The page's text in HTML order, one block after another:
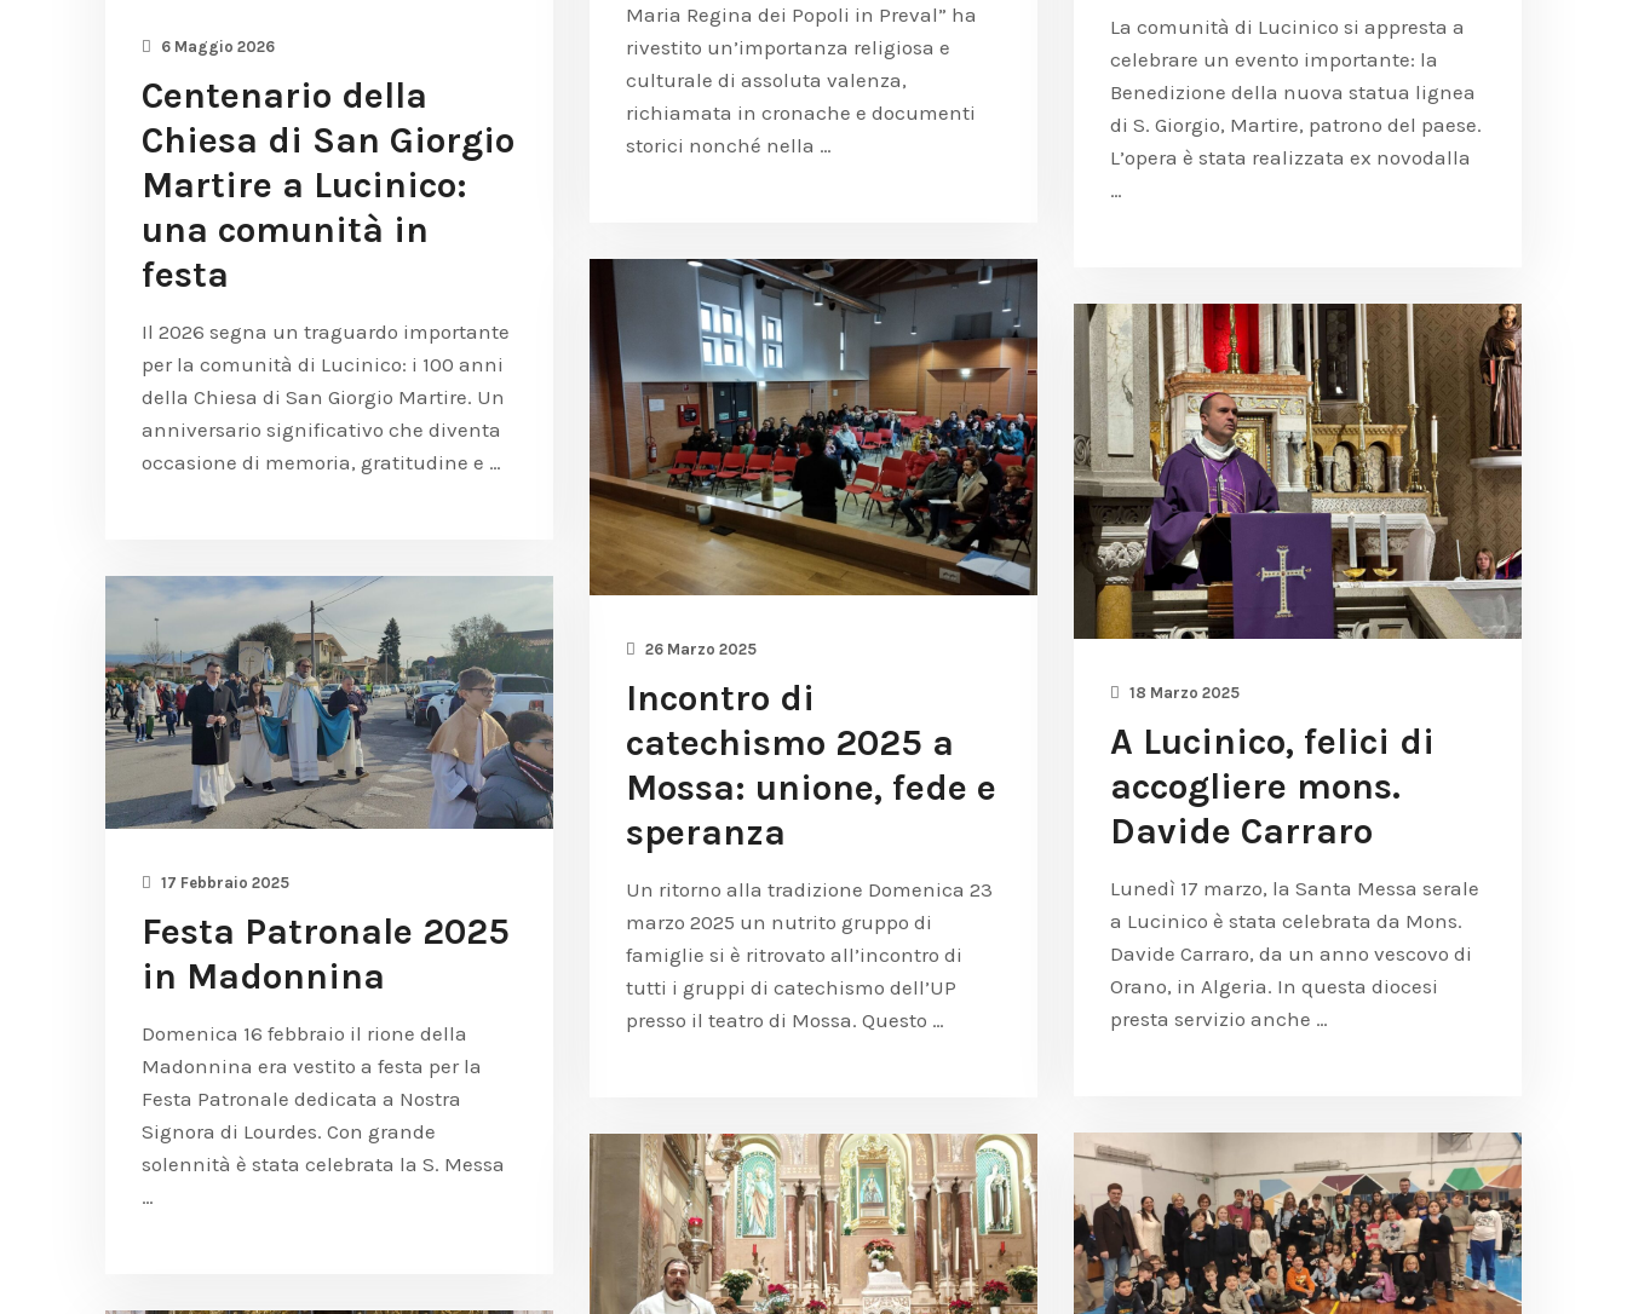
6 Maggio 2026
Centenario della
Chiesa di San Giorgio
Martire a Lucinico:
una comunità in
festa
Il 2026 segna un traguardo importante
per la comunità di Lucinico: i 100 anni
della Chiesa di San Giorgio Martire. Un
anniversario significativo che diventa
occasione di memoria, gratitudine e …
Maria Regina dei Popoli in Preval” ha
rivestito un’importanza religiosa e
culturale di assoluta valenza,
richiamata in cronache e documenti
storici nonché nella …
La comunità di Lucinico si appresta a
celebrare un evento importante: la
Benedizione della nuova statua lignea
di S. Giorgio, Martire, patrono del paese.
L’opera è stata realizzata ex novodalla
…
26 Marzo 2025
Incontro di
catechismo 2025 a
Mossa: unione, fede e
speranza
Un ritorno alla tradizione Domenica 23
marzo 2025 un nutrito gruppo di
famiglie si è ritrovato all’incontro di
tutti i gruppi di catechismo dell’UP
presso il teatro di Mossa. Questo …
18 Marzo 2025
A Lucinico, felici di
accogliere mons.
Davide Carraro
Lunedì 17 marzo, la Santa Messa serale
a Lucinico è stata celebrata da Mons.
Davide Carraro, da un anno vescovo di
Orano, in Algeria. In questa diocesi
presta servizio anche …
17 Febbraio 2025
Festa Patronale 2025
in Madonnina
Domenica 16 febbraio il rione della
Madonnina era vestito a festa per la
Festa Patronale dedicata a Nostra
Signora di Lourdes. Con grande
solennità è stata celebrata la S. Messa
…